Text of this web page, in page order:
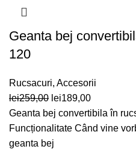
Geanta bej
120
Rucsacuri, Accesorii
lei259,00 Prețul
inițial
a
fost:
lei189,00Prețul
curent
este:
Geanta bej convertibila în
Funcționalitate Când vine
geanta bej